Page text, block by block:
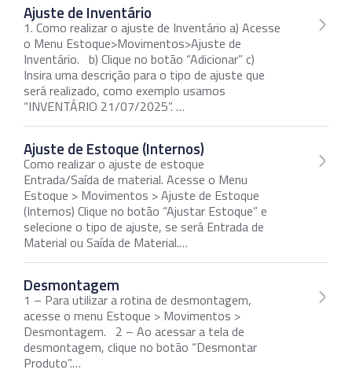
Ajuste de Inventário
1. Como realizar o ajuste de Inventário a) Acesse
o Menu Estoque>Movimentos>Ajuste de
Inventário. b) Clique no botão “Adicionar” c)
Insira uma descrição para o tipo de ajuste que
será realizado, como exemplo usamos
“INVENTÁRIO 21/07/2025”. …
Ajuste de Estoque (Internos)
Como realizar o ajuste de estoque
Entrada/Saída de material. Acesse o Menu
Estoque > Movimentos > Ajuste de Estoque
(Internos) Clique no botão “Ajustar Estoque” e
selecione o tipo de ajuste, se será Entrada de
Material ou Saída de Material.…
Desmontagem
1 – Para utilizar a rotina de desmontagem,
acesse o menu Estoque > Movimentos >
Desmontagem. 2 – Ao acessar a tela de
desmontagem, clique no botão “Desmontar
Produto”.…